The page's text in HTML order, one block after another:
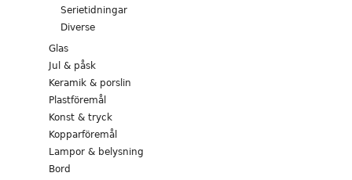
Serietidningar
Diverse
Glas
Jul & påsk
Keramik & porslin
Plastföremål
Konst & tryck
Kopparföremål
Lampor & belysning
Bord